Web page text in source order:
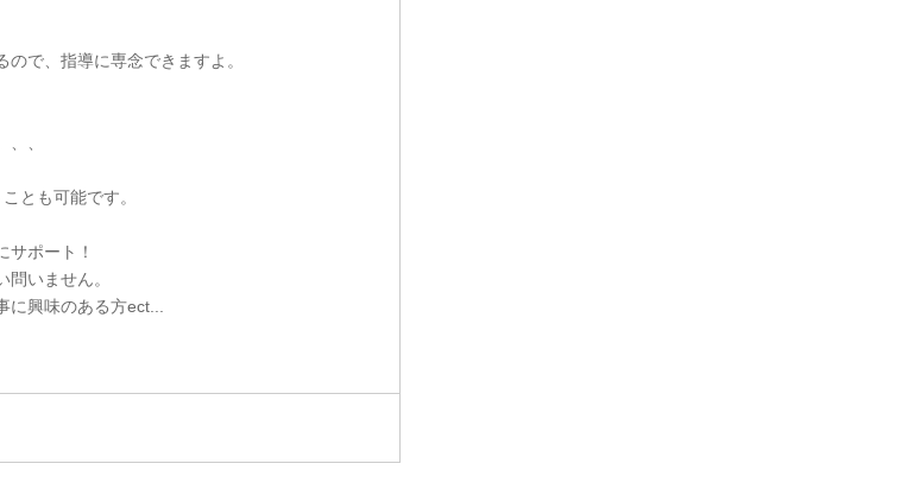
で、指導に専念できますよ。
、
とも可能です。
ポート！
いません。
興味のある方ect...